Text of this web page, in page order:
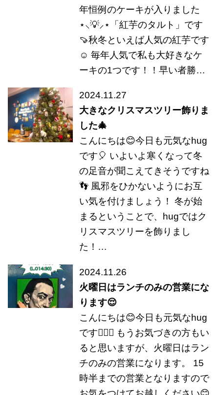
年恒例のケーキが入りました
⋆⸜💡⸝⋆「紅芋のタルト」です
🍠秋冬といえば人気の紅芋です
☺️ 毎年人気で私も大好きなケ
ーキの1つです！！早い者勝…
2024.11.27
大きなクリスマスツリー飾りま
した🎄
こんにちは😊今日も元気なhug
です🎈 いよいよ寒くなって冬
の足音が聞こえてきそうですね
👣 風邪をひかないようにお互
い気を付けましょう！ 冬が始
まるということで、hugではク
リスマスツリーを飾りまし
た！…
2024.11.26
火曜日はランチのみの営業にな
ります😌
こんにちは😊今日も元気なhug
です🤸🏻‍♂️ もうお気づきの方もい
ると思いますが、火曜日はラン
チのみの営業になります。 15
時半までの営業となりますので